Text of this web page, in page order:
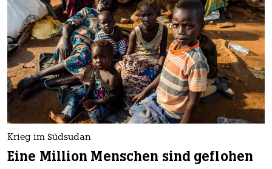
Krieg im Südsudan
Eine Million Menschen sind geflohen